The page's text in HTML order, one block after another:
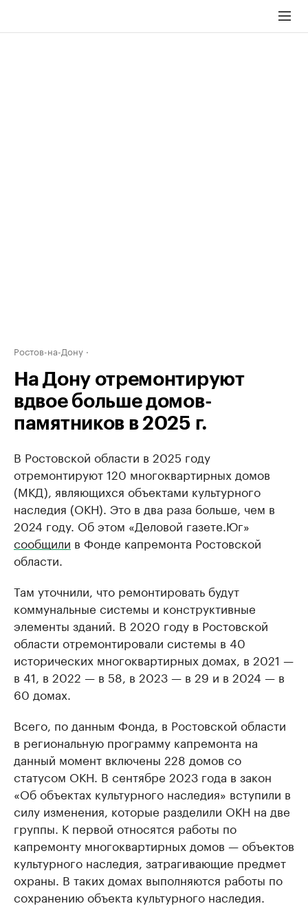
Ростов-на-Дону
На Дону отремонтируют
вдвое больше домов-
памятников в 2025 г.
В Ростовской области в 2025 году
отремонтируют 120 многоквартирных домов
(МКД), являющихся объектами культурного
наследия (ОКН). Это в два раза больше, чем в
2024 году. Об этом «Деловой газете.Юг»
сообщили в Фонде капремонта Ростовской
области.
Там уточнили, что ремонтировать будут
коммунальные системы и конструктивные
элементы зданий. В 2020 году в Ростовской
области отремонтировали системы в 40
исторических многоквартирных домах, в 2021 —
в 41, в 2022 — в 58, в 2023 — в 29 и в 2024 — в
60 домах.
Всего, по данным Фонда, в Ростовской области
в региональную программу капремонта на
данный момент включены 228 домов со
статусом ОКН. В сентябре 2023 года в закон
«Об объектах культурного наследия» вступили в
силу изменения, которые разделили ОКН на две
группы. К первой относятся работы по
капремонту многоквартирных домов — объектов
культурного наследия, затрагивающие предмет
охраны. В таких домах выполняются работы по
сохранению объекта культурного наследия.